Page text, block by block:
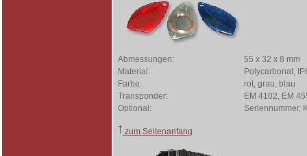
Abmessungen:
55 x 32 x 8 mm
Material:
Polycarbonat,
Farbe:
rot, grau, blau
Transponder:
EM 4102, EM
Optional:
Seriennummer,
zum Seitenanfang